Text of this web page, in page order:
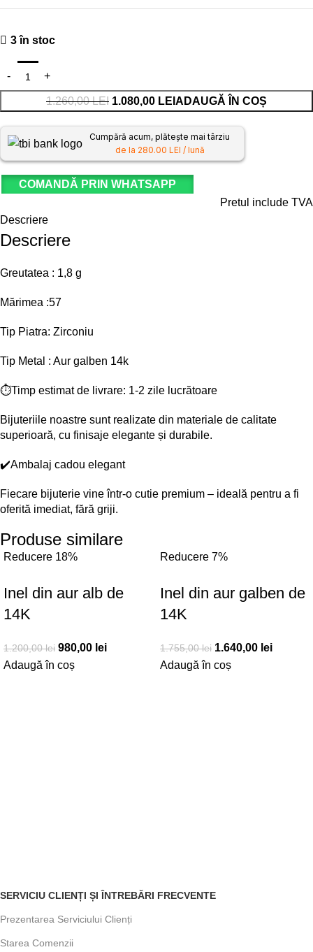
3 în stoc
1.260,00LEI 1.080,00 LEI ADAUGĂ ÎN COȘ
Cumpără acum, plătește mai târziu
de la 280.00 LEI / lună
COMANDĂ PRIN WHATSAPP
Pretul include TVA
Descriere
Descriere
Greutatea : 1,8 g
Mărimea :57
Tip Piatra: Zirconiu
Tip Metal : Aur galben 14k
⏱️Timp estimat de livrare: 1-2 zile lucrătoare
Bijuteriile noastre sunt realizate din materiale de calitate
superioară, cu finisaje elegante și durabile.
✔️Ambalaj cadou elegant
Fiecare bijuterie vine într-o cutie premium – ideală pentru a fi
oferită imediat, fără griji.
Produse similare
Reducere 18%
Inel din aur alb de
14K
1.200,00lei 980,00 lei
Adaugă în coș
Reducere 7%
Inel din aur galben de
14K
1.755,00lei 1.640,00 lei
Adaugă în coș
SERVICIU CLIENȚI ȘI ÎNTREBĂRI FRECVENTE
Prezentarea Serviciului Clienți
Starea Comenzii